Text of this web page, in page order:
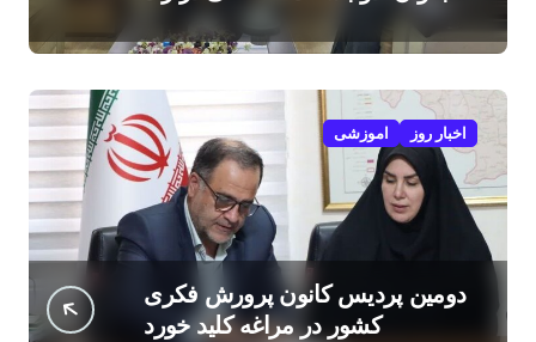
است
اخبار روز اموزشی
دومین پردیس کانون پرورش فکری
کشور در مراغه کلید خورد